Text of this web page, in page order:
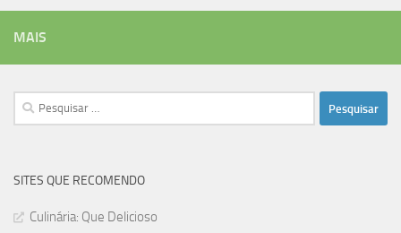
MAIS
Pesquisar
por:
SITES QUE RECOMENDO
Culinária: Que Delicioso